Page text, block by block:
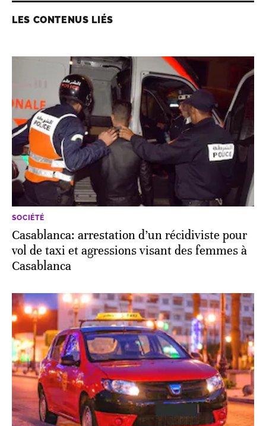
LES CONTENUS LIÉS
SOCIÉTÉ
Casablanca: arrestation d’un récidiviste pour
vol de taxi et agressions visant des femmes à
Casablanca